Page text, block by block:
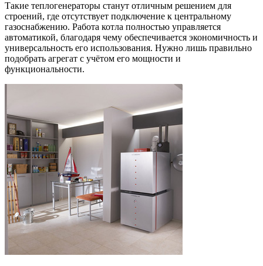
Такие теплогенераторы станут отличным решением для
строений, где отсутствует подключение к центральному
газоснабжению. Работа котла полностью управляется
автоматикой, благодаря чему обеспечивается экономичность и
универсальность его использования. Нужно лишь правильно
подобрать агрегат с учётом его мощности и
функциональности.